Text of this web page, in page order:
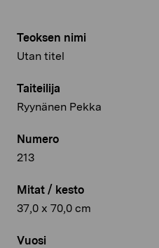
Teoksen nimi
Utan titel
Taiteilija
Ryynänen Pekka
Numero
213
Mitat / kesto
37,0 x 70,0 cm
Vuosi